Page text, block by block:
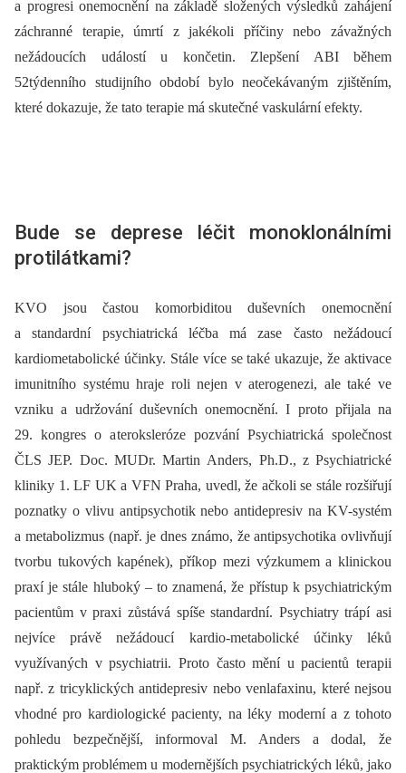
a progresi onemocnění na základě složených výsledků zahájení
záchranné terapie, úmrtí z jakékoli příčiny nebo závažných
nežádoucích událostí u končetin. Zlepšení ABI během
52týdenního studijního období bylo neočekávaným zjištěním,
které dokazuje, že tato terapie má skutečné vaskulární efekty.
Bude se deprese léčit monoklonálními
protilátkami?
KVO jsou častou komorbiditou duševních onemocnění
a standardní psychiatrická léčba má zase často nežádoucí
kardiometabolické účinky. Stále více se také ukazuje, že aktivace
imunitního systému hraje roli nejen v aterogenezi, ale také ve
vzniku a udržování duševních onemocnění. I proto přijala na
29. kongres o ateroksleróze pozvání Psychiatrická společnost
ČLS JEP. Doc. MUDr. Martin Anders, Ph.D., z Psychiatrické
kliniky 1. LF UK a VFN Praha, uvedl, že ačkoli se stále rozšiřují
poznatky o vlivu antipsychotik nebo antidepresiv na KV-systém
a metabolizmus (např. je dnes známo, že antipsychotika ovlivňují
tvorbu tukových kapének), příkop mezi výzkumem a klinickou
praxí je stále hluboký –⁠ to znamená, že přístup k psychiatrickým
pacientům v praxi zůstává spíše standardní. Psychiatry trápí asi
nejvíce právě nežádoucí kardio-metabolické účinky léků
využívaných v psychiatrii. Proto často mění u pacientů terapii
např. z tricyklických antidepresiv nebo venlafaxinu, které nejsou
vhodné pro kardiologické pacienty, na léky moderní a z tohoto
pohledu bezpečnější, informoval M. Anders a dodal, že
praktickým problémem u modernějších psychiatrických léků, jako